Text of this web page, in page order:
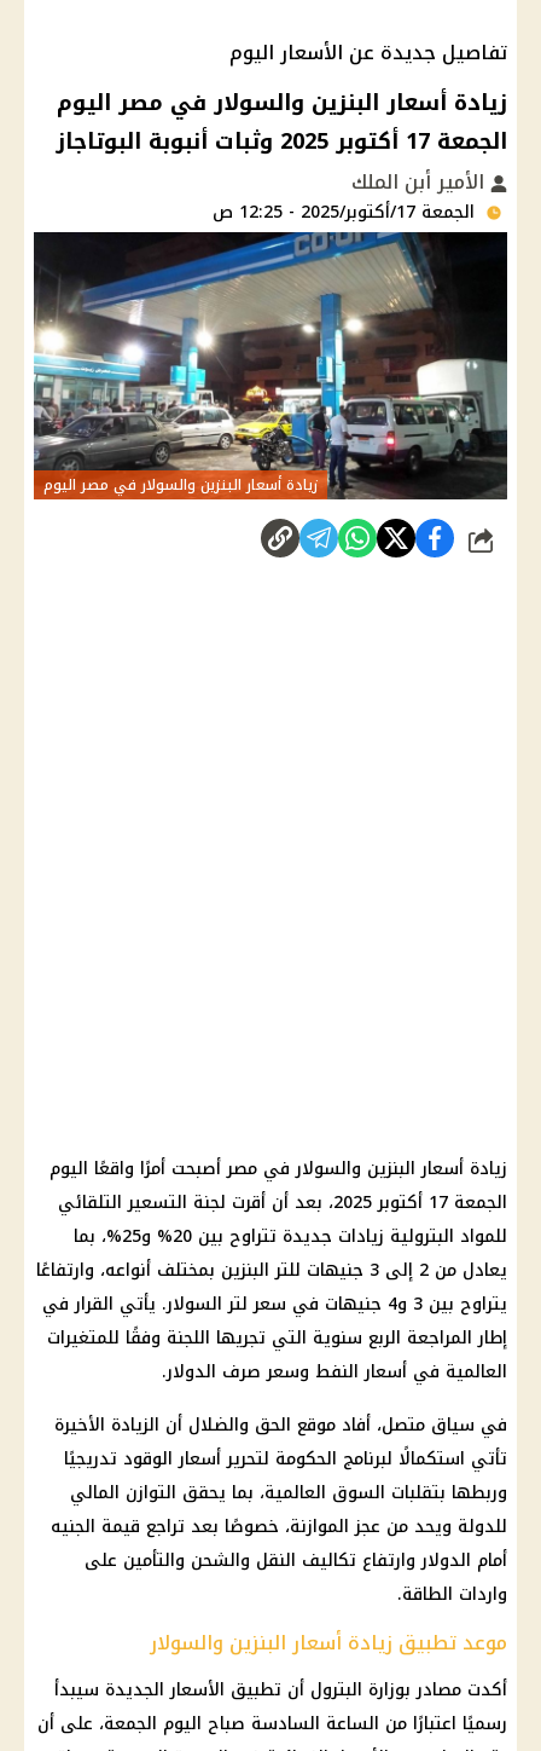
تفاصيل جديدة عن الأسعار اليوم
زيادة أسعار البنزين والسولار في مصر اليوم
الجمعة 17 أكتوبر 2025 وثبات أنبوبة البوتاجاز
الأمير أبن الملك
الجمعة 17/أكتوبر/2025 - 12:25 ص
زيادة أسعار البنزين والسولار في مصر اليوم
شارك
زيادة أسعار البنزين والسولار في مصر أصبحت أمرًا واقعًا اليوم
الجمعة 17 أكتوبر 2025، بعد أن أقرت لجنة التسعير التلقائي
للمواد البترولية زيادات جديدة تتراوح بين 20% و25%، بما
يعادل من 2 إلى 3 جنيهات للتر البنزين بمختلف أنواعه، وارتفاعًا
يتراوح بين 3 و4 جنيهات في سعر لتر السولار. يأتي القرار في
إطار المراجعة الربع سنوية التي تجريها اللجنة وفقًا للمتغيرات
العالمية في أسعار النفط وسعر صرف الدولار.
في سياق متصل، أفاد موقع الحق والضلال أن الزيادة الأخيرة
تأتي استكمالًا لبرنامج الحكومة لتحرير أسعار الوقود تدريجيًا
وربطها بتقلبات السوق العالمية، بما يحقق التوازن المالي
للدولة ويحد من عجز الموازنة، خصوصًا بعد تراجع قيمة الجنيه
أمام الدولار وارتفاع تكاليف النقل والشحن والتأمين على
واردات الطاقة.
موعد تطبيق زيادة أسعار البنزين والسولار
أكدت مصادر بوزارة البترول أن تطبيق الأسعار الجديدة سيبدأ
رسميًا اعتبارًا من الساعة السادسة صباح اليوم الجمعة، على أن